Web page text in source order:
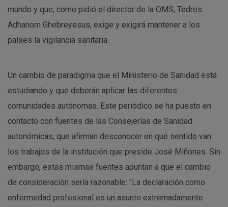
mundo y que, como pidió el director de la OMS, Tedros
Adhanom Ghebreyesus, exige y exigirá mantener a los
países la vigilancia sanitaria.
Un cambio de paradigma que el Ministerio de Sanidad está
estudiando y que deberán aplicar las diferentes
comunidades autónomas. Este periódico se ha puesto en
contacto con fuentes de las Consejerías de Sanidad
autonómicas, que afirman desconocer en qué sentido van
los trabajos de la institución que preside José Miñones. Sin
embargo, estas mismas fuentes apuntan a que el cambio
de consideración sería razonable: "La declaración como
enfermedad profesional es un asunto extremadamente